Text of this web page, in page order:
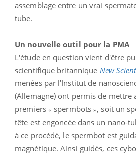
assemblage entre un vrai
tube.
Un nouvelle outil pour la PMA
L'étude en question vient d'être
scientifique britannique New
menées par l'Institut de
(Allemagne) ont permis de mettre
premiers « spermbots», soit un
tête est engoncée dans un nano-
à ce procédé, le spermbot est
magnétique. Ainsi guidés, ces